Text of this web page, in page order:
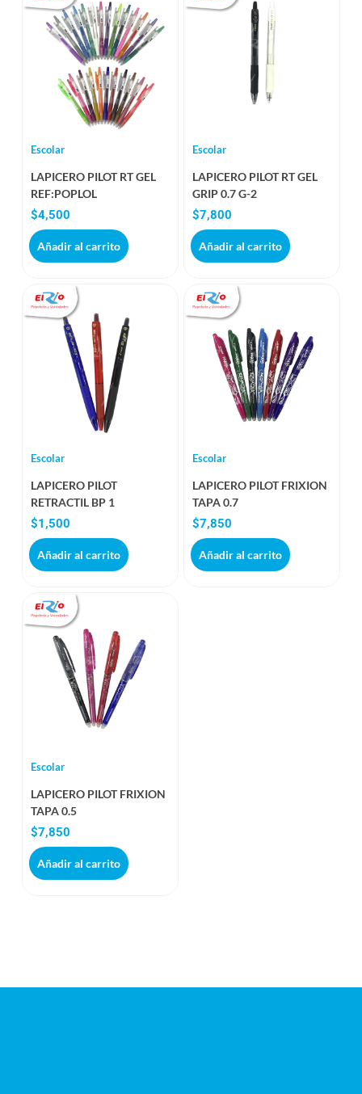
Escolar
LAPICERO PILOT RT GEL
REF:POPLOL
$4,500
Añadir al carrito
Escolar
LAPICERO PILOT RT GEL
GRIP 0.7 G-2
$7,800
Añadir al carrito
Escolar
LAPICERO PILOT
RETRACTIL BP 1
$1,500
Añadir al carrito
Escolar
LAPICERO PILOT FRIXION
TAPA 0.7
$7,850
Añadir al carrito
Escolar
LAPICERO PILOT FRIXION
TAPA 0.5
$7,850
Añadir al carrito